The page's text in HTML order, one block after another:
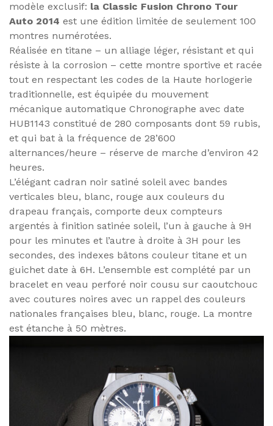
modèle exclusif: la Classic Fusion Chrono Tour
Auto 2014 est une édition limitée de seulement 100
montres numérotées.
Réalisée en titane – un alliage léger, résistant et qui
résiste à la corrosion – cette montre sportive et racée
tout en respectant les codes de la Haute horlogerie
traditionnelle, est équipée du mouvement
mécanique automatique Chronographe avec date
HUB1143 constitué de 280 composants dont 59 rubis,
et qui bat à la fréquence de 28’600
alternances/heure – réserve de marche d’environ 42
heures.
L’élégant cadran noir satiné soleil avec bandes
verticales bleu, blanc, rouge aux couleurs du
drapeau français, comporte deux compteurs
argentés à finition satinée soleil, l’un à gauche à 9H
pour les minutes et l’autre à droite à 3H pour les
secondes, des indexes bâtons couleur titane et un
guichet date à 6H. L’ensemble est complété par un
bracelet en veau perforé noir cousu sur caoutchouc
avec coutures noires avec un rappel des couleurs
nationales françaises bleu, blanc, rouge. La montre
est étanche à 50 mètres.